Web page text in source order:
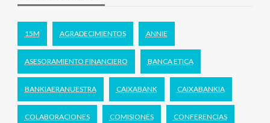
15M AGRADECIMIENTOS ANNIE
ASESORAMIENTO FINANCIERO BANCA ETICA
BANKIAERANUESTRA CAIXABANK CAIXABANKIA
COLABORACIONES COMISIONES CONFERENCIAS